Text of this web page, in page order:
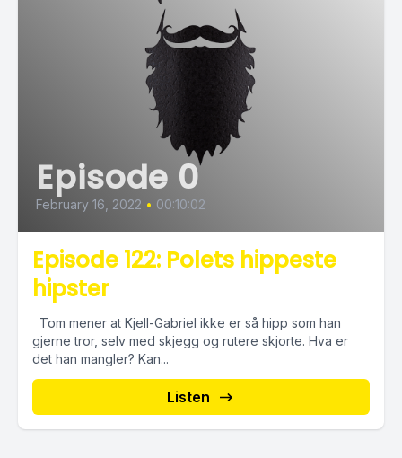
Episode 0
February 16, 2022 • 00:10:02
Episode 122: Polets hippeste
hipster
Tom mener at Kjell-Gabriel ikke er så hipp som han
gjerne tror, selv med skjegg og rutere skjorte. Hva er
det han mangler? Kan...
Listen